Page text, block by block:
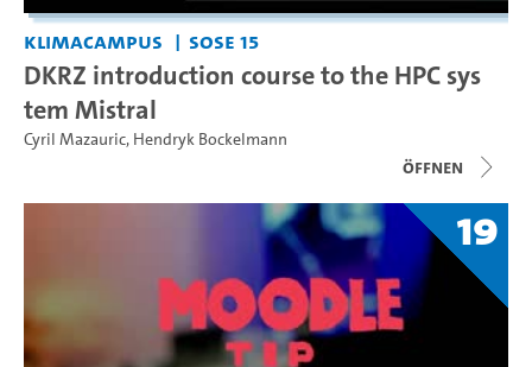
KlimaCampus SoSe 15
DKRZ introduction course to the HPC sys
tem Mistral
Cyril Mazauric, Hendryk Bockelmann
Öffnen
19